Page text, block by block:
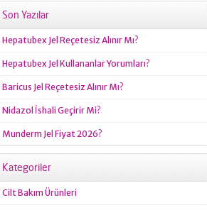
Son Yazılar
Hepatubex Jel Reçetesiz Alınır Mı?
Hepatubex Jel Kullananlar Yorumları?
Baricus Jel Reçetesiz Alınır Mı?
Nidazol İshali Geçirir Mi?
Munderm Jel Fiyat 2026?
Kategoriler
Cilt Bakım Ürünleri